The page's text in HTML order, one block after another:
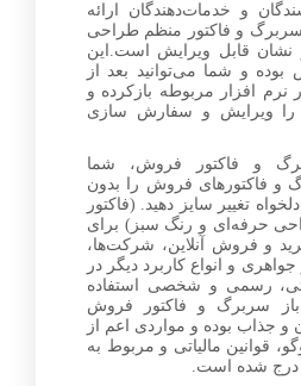
و خدمات‌دهندگان ارائه
سربرگ و فاکتور منظم طراحی
نشان قابل ویرایش است.این
و شما می‌توانید بعد از
نرم افزار مربوطه بازکرده و
را ویرایش و سفارش سازی
و فاکتور فروش، شما
و فاکتورهای فروش را بدون
تغییر سایز دهید. (فاکتور
حرفه‌ای و رنگ سبز) برای
و فروش آنلاین، شرکت‌ها،
و انواع کاربرد دیگر در
رسمی و شخصی استفاده
باز سربرگ و فاکتور فروش
جذاب بوده و مواردی اعم از
قوانین مالیاتی و مربوط به
درج شده است.